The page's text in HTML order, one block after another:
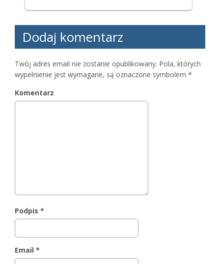
Dodaj komentarz
Twój adres email nie zostanie opublikowany. Pola, których
wypełnienie jest wymagane, są oznaczone symbolem *
Komentarz
Podpis *
Email *